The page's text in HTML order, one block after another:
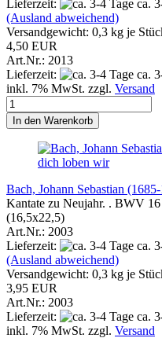
Lieferzeit:
ca.
(Ausland abweichend)
Versandgewicht: 0,3 kg je
4,50 EUR
Art.Nr.: 2013
Lieferzeit:
ca.
inkl. 7% MwSt. zzgl. Versand
In den Warenkorb
Bach, Johann Sebastian
Kantate zu Neujahr. . BWV
(16,5x22,5)
Art.Nr.: 2003
Lieferzeit:
ca.
(Ausland abweichend)
Versandgewicht: 0,3 kg je
3,95 EUR
Art.Nr.: 2003
Lieferzeit:
ca.
inkl. 7% MwSt. zzgl. Versand